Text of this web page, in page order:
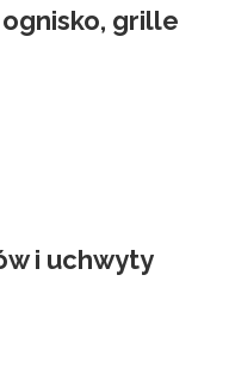
ognisko, grille
i uchwyty